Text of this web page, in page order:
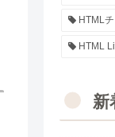
HTML
HTML
新